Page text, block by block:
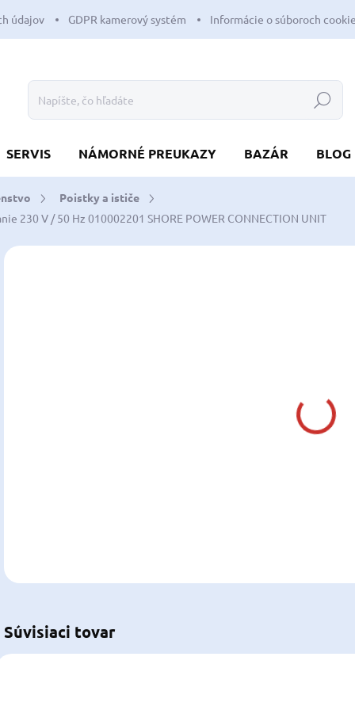
údajov GDPR kamerový systém Informácie o súboroch
Hľadať
SERVIS NÁMORNÉ PREUKAZY BAZÁR BLOG
Poistky a ističe
230 V / 50 Hz 010002201 SHORE POWER CONNECTION UNIT
Súvisiaci tovar